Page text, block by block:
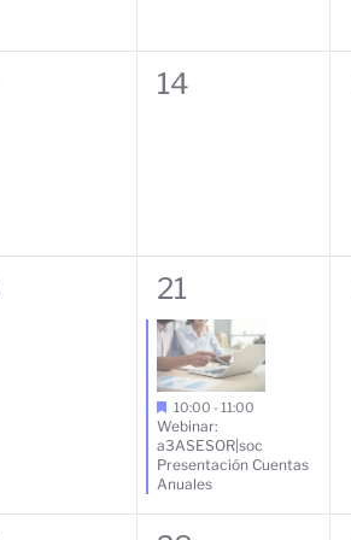
0
14
1
evento,
21
10:00 -11:00
Webinar:
a3ASESOR|soc
Presentación Cuentas
Anuales